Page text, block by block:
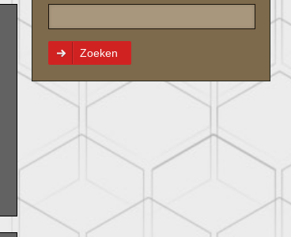
Zoeken